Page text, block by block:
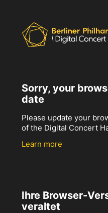
Sorry, your
date
Please update your
of the Digital Concert
Learn more
Ihre Browser-
veraltet